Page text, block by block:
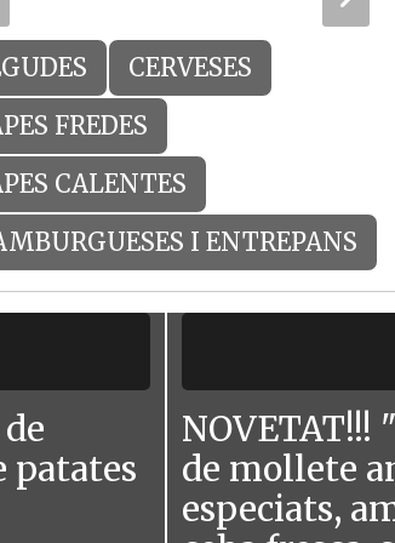
CERVESES
FREDES
CALENTES
I ENTREPANS
patates
NOVETAT!!!
de mollete
especiats,